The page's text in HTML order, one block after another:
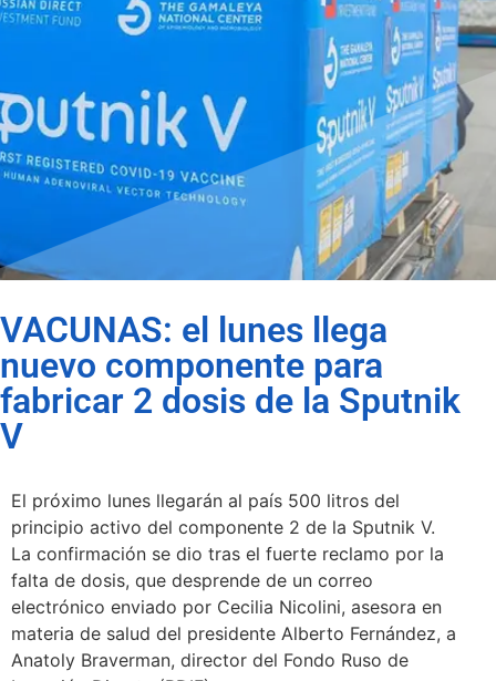
VACUNAS: el lunes llega
nuevo componente para
fabricar 2 dosis de la Sputnik
V
El próximo lunes llegarán al país 500 litros del
principio activo del componente 2 de la Sputnik V.
La confirmación se dio tras el fuerte reclamo por la
falta de dosis, que desprende de un correo
electrónico enviado por Cecilia Nicolini, asesora en
materia de salud del presidente Alberto Fernández, a
Anatoly Braverman, director del Fondo Ruso de